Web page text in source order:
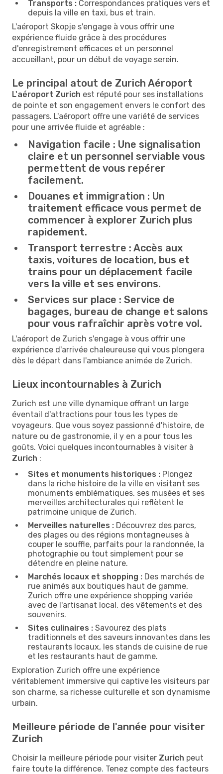
Transports : Correspondances pratiques vers et
depuis la ville en taxi, bus et train.
L'aéroport Skopje s'engage à vous offrir une
expérience fluide grâce à des procédures
d'enregistrement efficaces et un personnel
accueillant, pour un début de voyage serein.
Le principal atout de Zurich Aéroport
L'aéroport Zurich est réputé pour ses installations
de pointe et son engagement envers le confort des
passagers. L'aéroport offre une variété de services
pour une arrivée fluide et agréable :
Navigation facile : Une signalisation
claire et un personnel serviable vous
permettent de vous repérer
facilement.
Douanes et immigration : Un
traitement efficace vous permet de
commencer à explorer Zurich plus
rapidement.
Transport terrestre : Accès aux
taxis, voitures de location, bus et
trains pour un déplacement facile
vers la ville et ses environs.
Services sur place : Service de
bagages, bureau de change et salons
pour vous rafraîchir après votre vol.
L'aéroport de Zurich s'engage à vous offrir une
expérience d'arrivée chaleureuse qui vous plongera
dès le départ dans l'ambiance animée de Zurich.
Lieux incontournables à Zurich
Zurich est une ville dynamique offrant un large
éventail d'attractions pour tous les types de
voyageurs. Que vous soyez passionné d'histoire, de
nature ou de gastronomie, il y en a pour tous les
goûts. Voici quelques incontournables à visiter à
Zurich :
Sites et monuments historiques : Plongez
dans la riche histoire de la ville en visitant ses
monuments emblématiques, ses musées et ses
merveilles architecturales qui reflètent le
patrimoine unique de Zurich.
Merveilles naturelles : Découvrez des parcs,
des plages ou des régions montagneuses à
couper le souffle, parfaits pour la randonnée, la
photographie ou tout simplement pour se
détendre en pleine nature.
Marchés locaux et shopping : Des marchés de
rue animés aux boutiques haut de gamme,
Zurich offre une expérience shopping variée
avec de l'artisanat local, des vêtements et des
souvenirs.
Sites culinaires : Savourez des plats
traditionnels et des saveurs innovantes dans les
restaurants locaux, les stands de cuisine de rue
et les restaurants haut de gamme.
Exploration Zurich offre une expérience
véritablement immersive qui captive les visiteurs par
son charme, sa richesse culturelle et son dynamisme
urbain.
Meilleure période de l'année pour visiter
Zurich
Choisir la meilleure période pour visiter Zurich peut
faire toute la différence. Tenez compte des facteurs